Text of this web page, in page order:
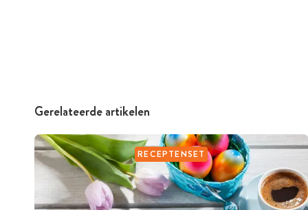
Gerelateerde artikelen
RECEPTENSET